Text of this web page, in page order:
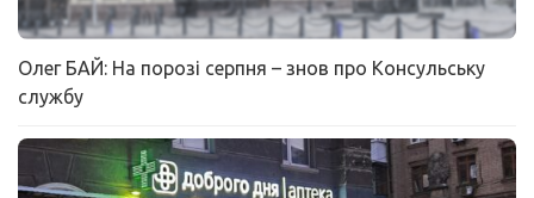
Олег БАЙ: На порозі серпня – знов про Консульську
службу